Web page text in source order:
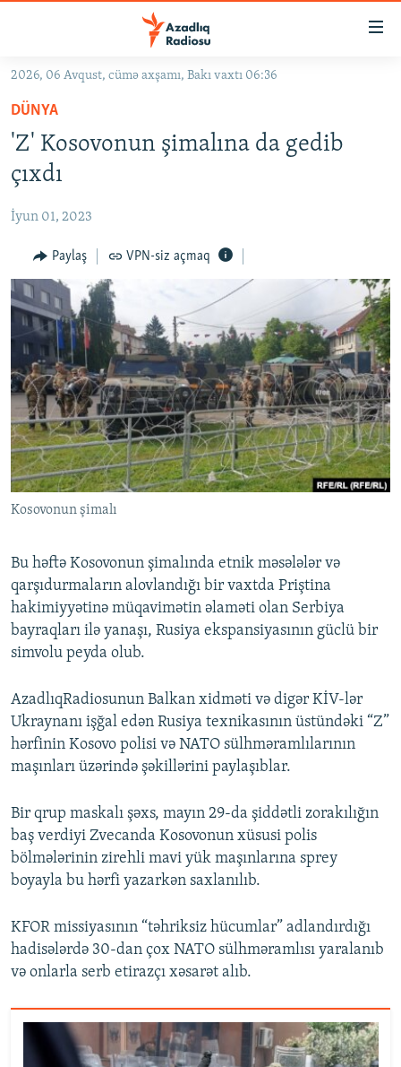
Əsas
qayıt
Əsas
naviqasiyaya
qayıt
Axtarışa
keç
#İZAHLA
KORRUPSIOMETR
#ƏSLINDƏ
FƏRQƏ BAX
QANUNI DOĞRU
ARAŞDIRMA
MULTIMEDIA
VIDEO
FOTOQALEREYA
İNFOQRAFIKA
KARIKATURA
RADIO ARXIV
OXU ZALI
AZƏRBAYCAN ƏDƏBIYYATI KITABXANASI
İSLAM VƏ DEMOKRATIYA
İZ - MƏDƏNIYYƏT PROQRAMI
HAQQIMIZDA
MISSIYAMIZ
PEŞƏ ETIKASI VƏ JURNALISTIKA STANDARTLARIMIZ
MATERIALLARIMIZDAN ISTIFADƏ
AZADLIQRADIOSU MOBIL TELEFONUNUZDA
XƏBƏR BÜLLETENLƏRIMIZ
BIZI IZLƏ
RFE/RL-in bütün saytları
2026, 06 Avqust, cümə axşamı, Bakı vaxtı 06:36
DÜNYA
'Z' Kosovonun şimalına da gedib
çıxdı
İyun 01, 2023
Paylaş VPN-siz açmaq
Kosovonun şimalı
Bu həftə Kosovonun şimalında etnik məsələlər və
qarşıdurmaların alovlandığı bir vaxtda Priştina
hakimiyyətinə müqavimətin əlaməti olan Serbiya
bayraqları ilə yanaşı, Rusiya ekspansiyasının güclü bir
simvolu peyda olub.
AzadlıqRadiosunun Balkan xidməti və digər KİV-lər
Ukraynanı işğal edən Rusiya texnikasının üstündəki “Z”
hərfinin Kosovo polisi və NATO sülhməramlılarının
maşınları üzərində şəkillərini paylaşıblar.
Bir qrup maskalı şəxs, mayın 29-da şiddətli zorakılığın
baş verdiyi Zvecanda Kosovonun xüsusi polis
bölmələrinin zirehli mavi yük maşınlarına sprey
boyayla bu hərfi yazarkən saxlanılıb.
KFOR missiyasının “təhriksiz hücumlar” adlandırdığı
hadisələrdə 30-dan çox NATO sülhməramlısı yaralanıb
və onlarla serb etirazçı xəsarət alıb.